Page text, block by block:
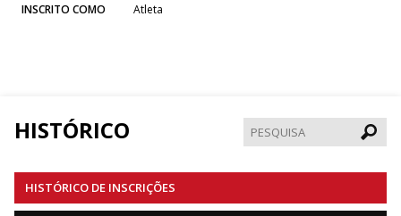
INSCRITO COMO Atleta
HISTÓRICO
HISTÓRICO DE INSCRIÇÕES